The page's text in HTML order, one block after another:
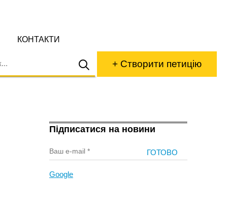
КОНТАКТИ
+ Створити петицію
Підписатися на новини
Google